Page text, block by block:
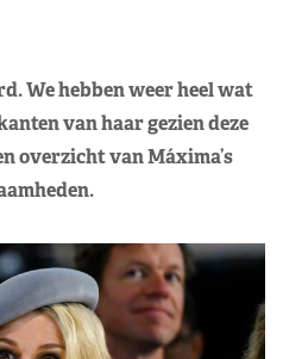
We hebben weer heel wat
van haar gezien deze
overzicht van Máxima’s